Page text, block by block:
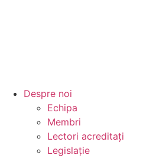
Despre noi
Echipa
Membri
Lectori acreditați
Legislație